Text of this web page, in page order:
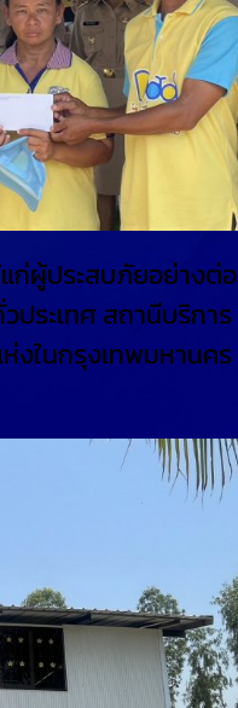
แก่ผู้ประสบภัยอย่างต่อ
ประเทศ สถานีบริการ
งในกรุงเทพมหานคร